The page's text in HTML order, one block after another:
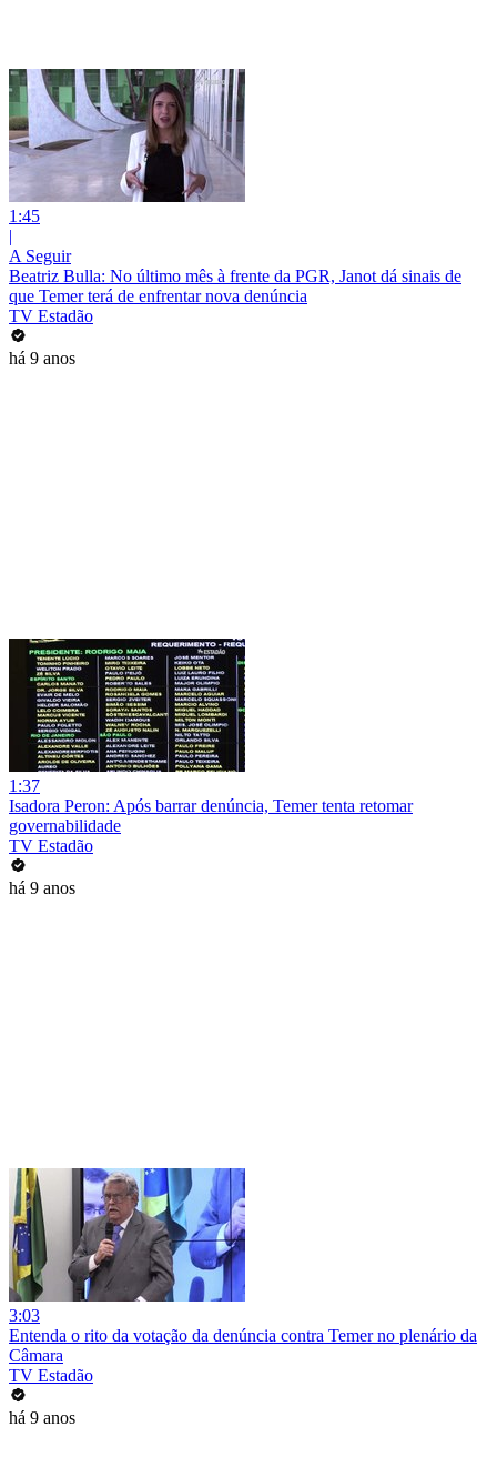
1:45
|
A Seguir
Beatriz Bulla: No último mês à frente da PGR, Janot dá sinais de
que Temer terá de enfrentar nova denúncia
TV Estadão
há 9 anos
1:37
Isadora Peron: Após barrar denúncia, Temer tenta retomar
governabilidade
TV Estadão
há 9 anos
3:03
Entenda o rito da votação da denúncia contra Temer no plenário da
Câmara
TV Estadão
há 9 anos